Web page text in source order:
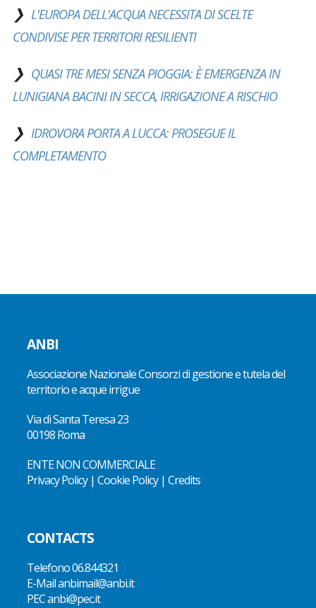
L'EUROPA DELL'ACQUA NECESSITA DI SCELTE
CONDIVISE PER TERRITORI RESILIENTI
QUASI TRE MESI SENZA PIOGGIA: È EMERGENZA IN
LUNIGIANA BACINI IN SECCA, IRRIGAZIONE A RISCHIO
IDROVORA PORTA A LUCCA: PROSEGUE IL
COMPLETAMENTO
ANBI
Associazione Nazionale Consorzi di gestione e tutela del
territorio e acque irrigue
Via di Santa Teresa 23
00198 Roma
ENTE NON COMMERCIALE
Privacy Policy| Cookie Policy| Credits
CONTACTS
Telefono06.844321
E-Mailanbimail@anbi.it
PEC anbi@pec.it